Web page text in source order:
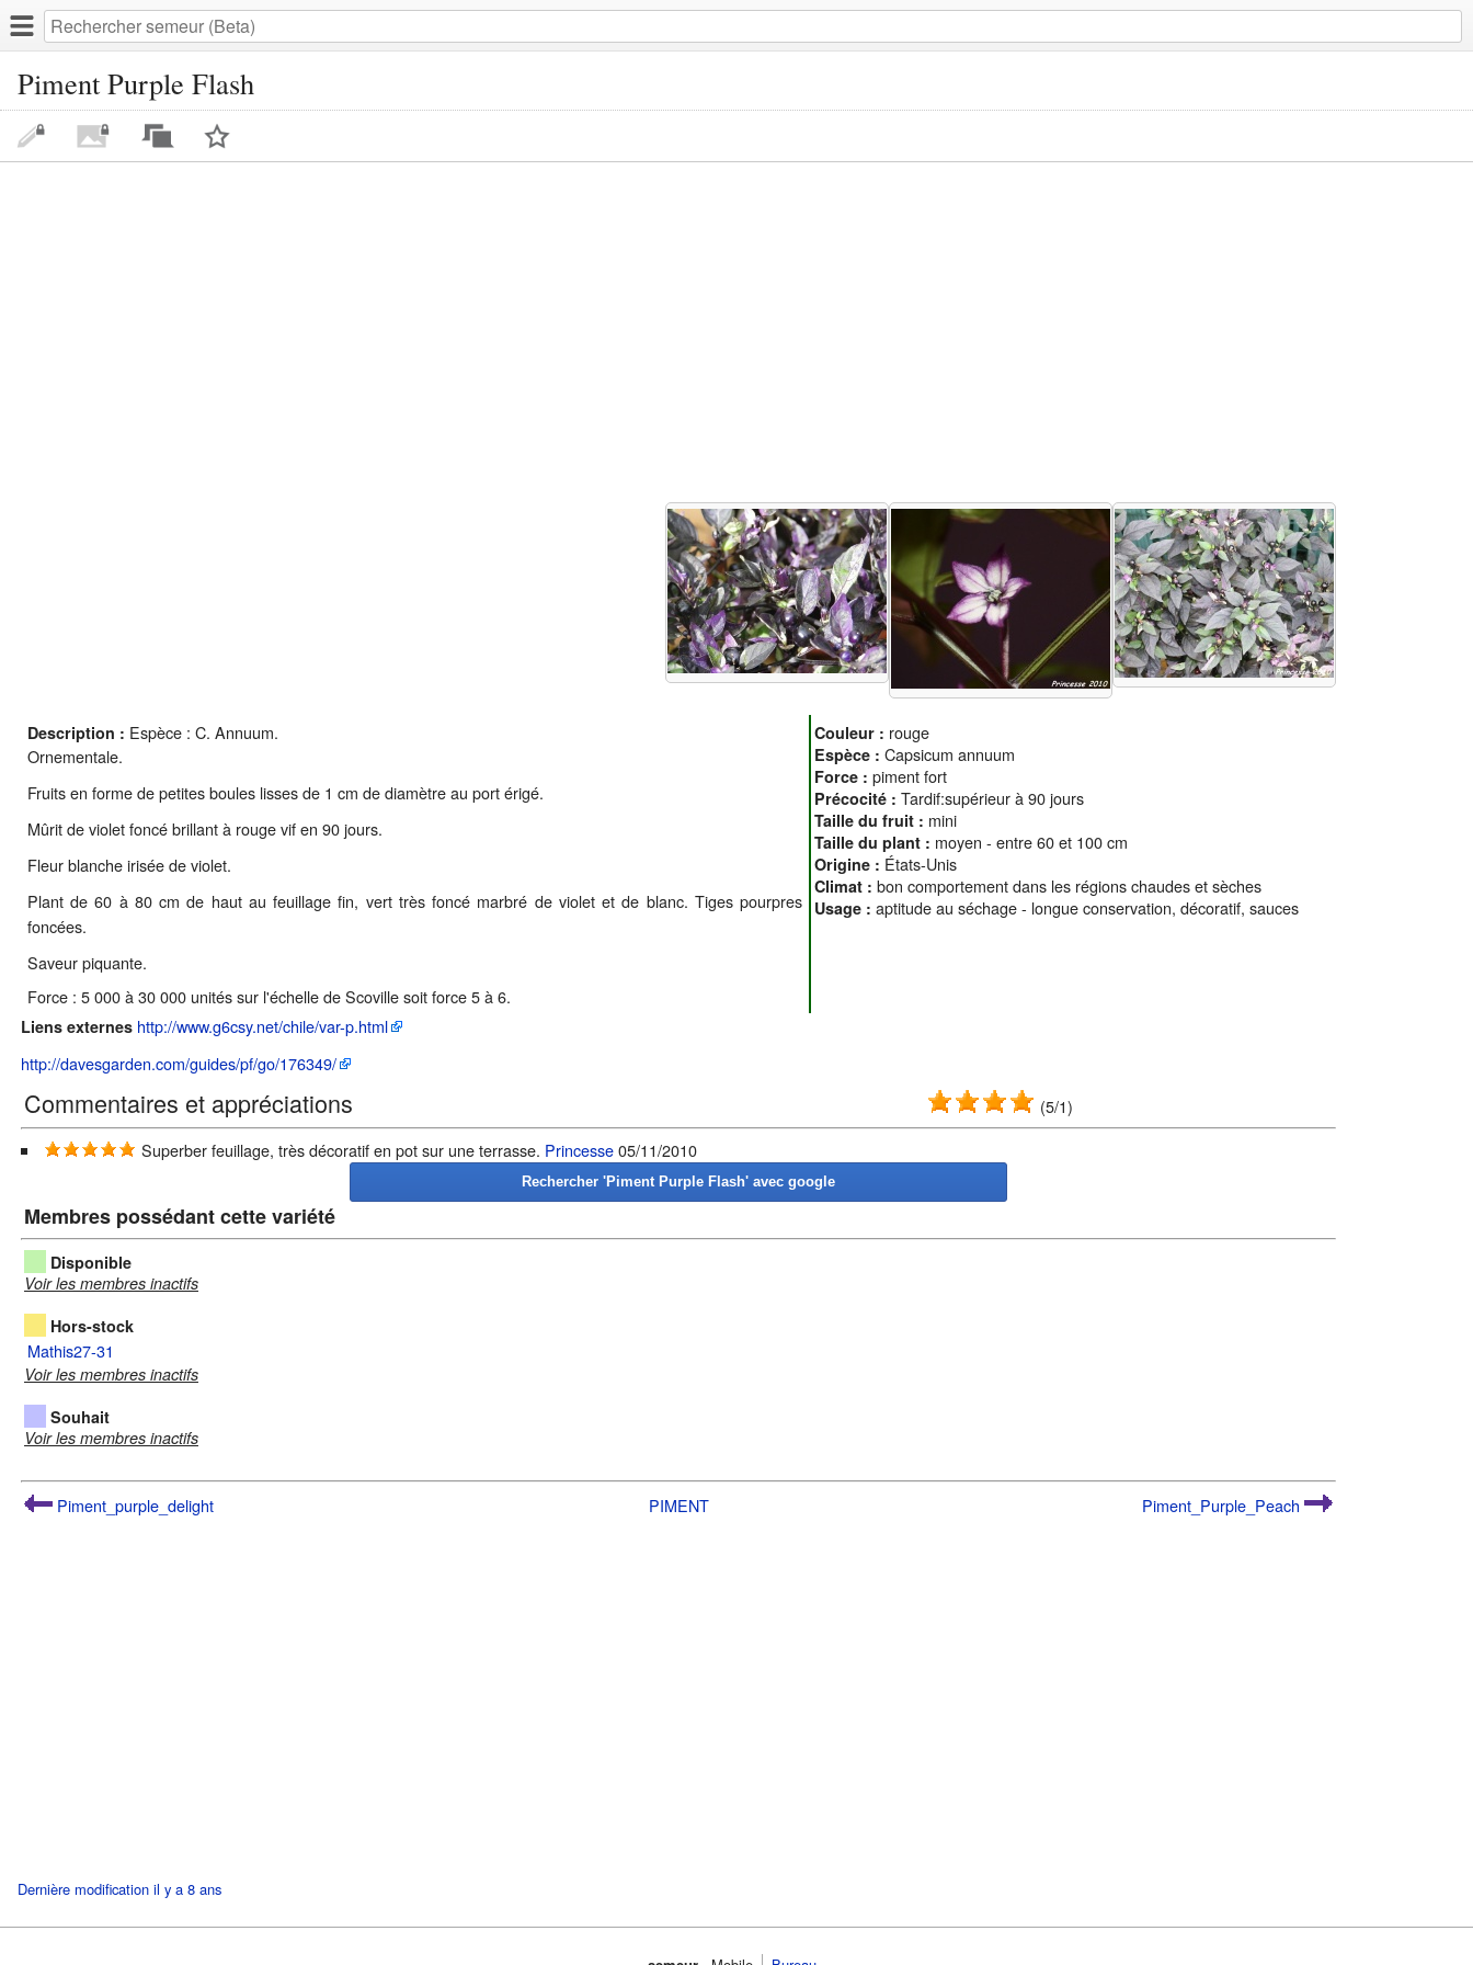
Piment Purple Flash
Description : Espèce : C. Annuum.
Ornementale.
Fruits en forme de petites boules lisses de 1 cm de diamètre au port érigé.
Mûrit de violet foncé brillant à rouge vif en 90 jours.
Fleur blanche irisée de violet.
Plant de 60 à 80 cm de haut au feuillage fin, vert très foncé marbré de violet et de blanc. Tiges pourpres
foncées.
Saveur piquante.
Force : 5 000 à 30 000 unités sur l'échelle de Scoville soit force 5 à 6.
Couleur : rouge
Espèce : Capsicum annuum
Force : piment fort
Précocité : Tardif:supérieur à 90 jours
Taille du fruit : mini
Taille du plant : moyen - entre 60 et 100 cm
Origine : États-Unis
Climat : bon comportement dans les régions chaudes et sèches
Usage : aptitude au séchage - longue conservation, décoratif, sauces
Liens externes http://www.g6csy.net/chile/var-p.html
http://davesgarden.com/guides/pf/go/176349/
Commentaires et appréciations
(5/1)
Superber feuillage, très décoratif en pot sur une terrasse. Princesse05/11/2010
Membres possédant cette variété
Disponible
Voir les membres inactifs
Hors-stock
Mathis27-31
Voir les membres inactifs
Souhait
Voir les membres inactifs
Piment_purple_delight PIMENT Piment_Purple_Peach
Dernière modification il y a 8 ans